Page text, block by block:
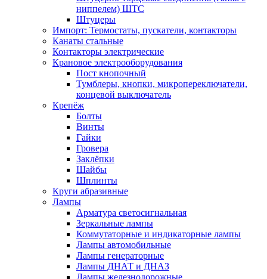
ниппелем) ШТС
Штуцеры
Импорт: Термостаты, пускатели, контакторы
Канаты стальные
Контакторы электрические
Крановое электрооборудования
Пост кнопочный
Тумблеры, кнопки, микропереключатели,
концевой выключатель
Крепёж
Болты
Винты
Гайки
Гровера
Заклёпки
Шайбы
Шплинты
Круги абразивные
Лампы
Арматура светосигнальная
Зеркальные лампы
Коммутаторные и индикаторные лампы
Лампы автомобильные
Лампы генераторные
Лампы ДНАТ и ДНАЗ
Лампы железнодорожные